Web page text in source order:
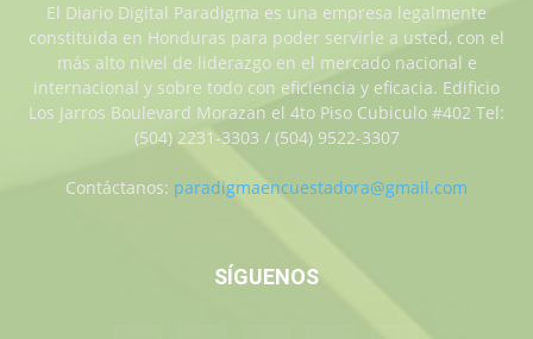
El Diario Digital Paradigma es una empresa legalmente
constituida en Honduras para poder servirle a usted, con el
más alto nivel de liderazgo en el mercado nacional e
internacional y sobre todo con eficiencia y eficacia. Edificio
Los Jarros Boulevard Morazan el 4to Piso Cubiculo #402 Tel:
(504) 2231-3303 / (504) 9522-3307
Contáctanos: paradigmaencuestadora@gmail.com
SÍGUENOS